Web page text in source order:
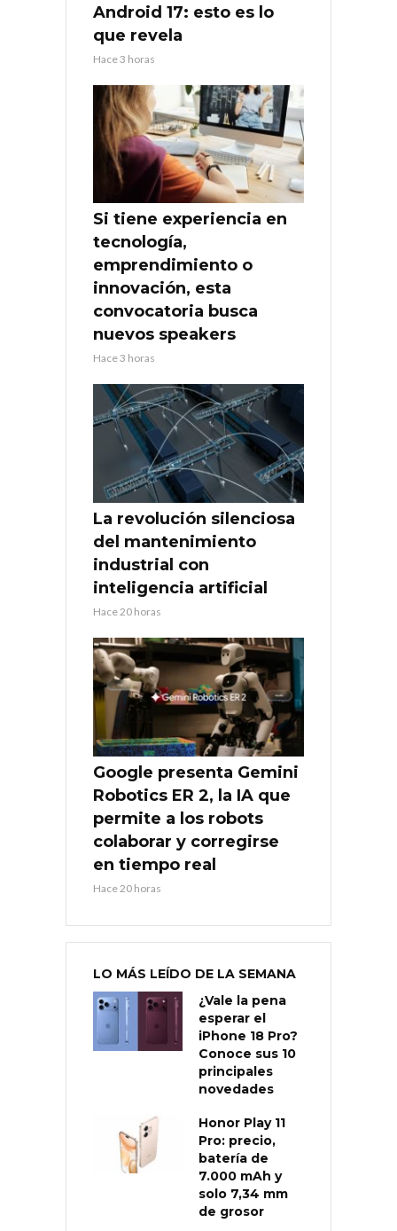
Android 17: esto es lo
que revela
Hace 3 horas
Si tiene experiencia en
tecnología,
emprendimiento o
innovación, esta
convocatoria busca
nuevos speakers
Hace 3 horas
La revolución silenciosa
del mantenimiento
industrial con
inteligencia artificial
Hace 20 horas
Google presenta Gemini
Robotics ER 2, la IA que
permite a los robots
colaborar y corregirse
en tiempo real
Hace 20 horas
LO MÁS LEÍDO DE LA SEMANA
¿Vale la pena
esperar el
iPhone 18 Pro?
Conoce sus 10
principales
novedades
Honor Play 11
Pro: precio,
batería de
7.000 mAh y
solo 7,34 mm
de grosor